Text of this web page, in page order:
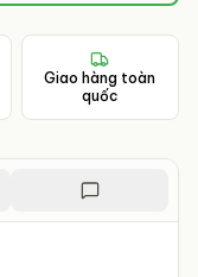
Giao hàng toàn
quốc